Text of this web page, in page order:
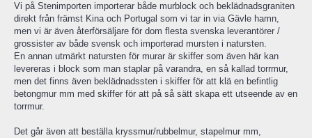
Vi på Stenimporten importerar både murblock och beklädnadsgraniten
direkt från främst Kina och Portugal som vi tar in via Gävle hamn,
men vi är även återförsäljare för dom flesta svenska leverantörer /
grossister av både svensk och importerad mursten i natursten.
En annan utmärkt natursten för murar är skiffer som även här kan
levereras i block som man staplar på varandra, en så kallad torrmur,
men det finns även beklädnadssten i skiffer för att klä en befintlig
betongmur mm med skiffer för att på så sätt skapa ett utseende av en
torrmur.
Det går även att beställa kryssmur/rubbelmur, stapelmur mm,